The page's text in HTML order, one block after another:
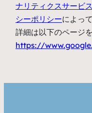
ナリティクスサービ
シーポリシーによっ
詳細は以下のページ
https://